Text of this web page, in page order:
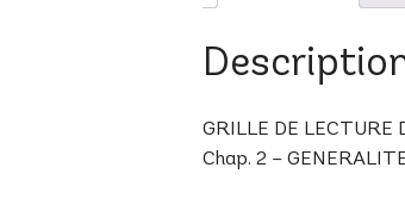
GRILLE DE
Chap. 2 –